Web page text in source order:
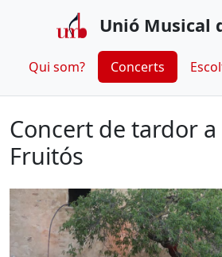
Unió Musical
Qui som? Concerts
Concert de tardor a
Fruitós